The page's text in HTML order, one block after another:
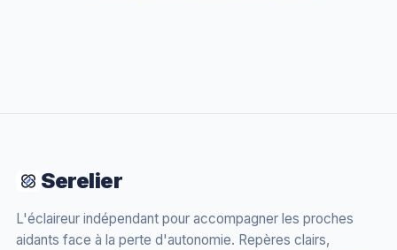
Serelier
L'éclaireur indépendant pour accompagner les proches
aidants face à la perte d'autonomie. Repères clairs,